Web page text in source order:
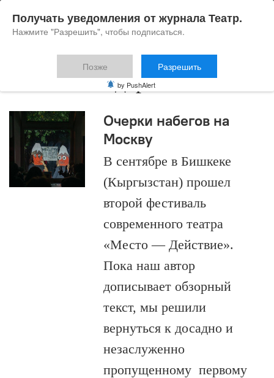
Чынгыз Айдаров
Очерки набегов на
Москву
В сентябре в Бишкеке
(Кыргызстан) прошел
второй фестиваль
современного театра
«Место — Действие».
Пока наш автор
дописывает обзорный
текст, мы решили
вернуться к досадно и
незаслуженно
пропущенному первому
Получать уведомления от журнала Театр.
Нажмите "Разрешить", чтобы подписаться.
Позже Разрешить
by PushAlert